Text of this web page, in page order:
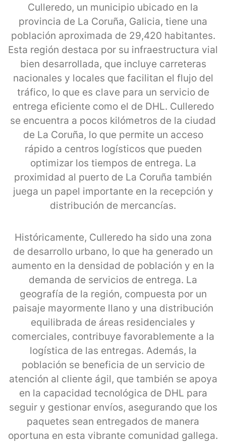
Culleredo, un municipio ubicado en la
provincia de La Coruña, Galicia, tiene una
población aproximada de 29,420 habitantes.
Esta región destaca por su infraestructura vial
bien desarrollada, que incluye carreteras
nacionales y locales que facilitan el flujo del
tráfico, lo que es clave para un servicio de
entrega eficiente como el de DHL. Culleredo
se encuentra a pocos kilómetros de la ciudad
de La Coruña, lo que permite un acceso
rápido a centros logísticos que pueden
optimizar los tiempos de entrega. La
proximidad al puerto de La Coruña también
juega un papel importante en la recepción y
distribución de mercancías.
Históricamente, Culleredo ha sido una zona
de desarrollo urbano, lo que ha generado un
aumento en la densidad de población y en la
demanda de servicios de entrega. La
geografía de la región, compuesta por un
paisaje mayormente llano y una distribución
equilibrada de áreas residenciales y
comerciales, contribuye favorablemente a la
logística de las entregas. Además, la
población se beneficia de un servicio de
atención al cliente ágil, que también se apoya
en la capacidad tecnológica de DHL para
seguir y gestionar envíos, asegurando que los
paquetes sean entregados de manera
oportuna en esta vibrante comunidad gallega.